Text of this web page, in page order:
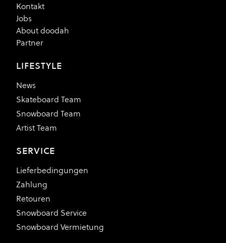
Kontakt
Jobs
About doodah
Partner
LIFESTYLE
News
Skateboard Team
Snowboard Team
Artist Team
SERVICE
Lieferbedingungen
Zahlung
Retouren
Snowboard Service
Snowboard Vermietung